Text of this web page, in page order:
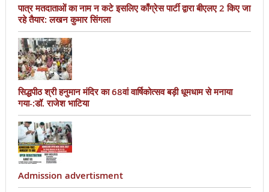
पात्र मतदाताओं का नाम न कटे इसलिए काँग्रेस पार्टी द्वारा बीएलए 2 किए जा
रहे तैयार: लखन कुमार सिंगला
सिद्धपीठ श्री हनुमान मंदिर का 68वां वार्षिकोत्सव बड़ी धूमधाम से मनाया
गया-:डॉ. राजेश भाटिया
Admission advertisment